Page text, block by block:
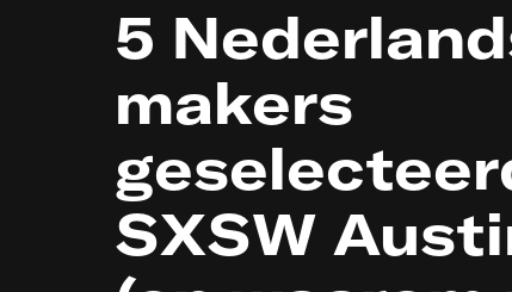
5
makers
SXSW